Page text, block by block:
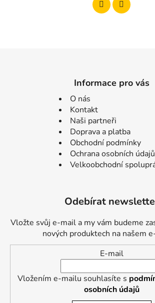
Informace pro vás
O nás
Kontakt
Naši partneři
Doprava a platba
Obchodní podmínky
Ochrana osobních údajů
Velkoobchodní
Odebírat
Vložte svůj e-mail a my vám budeme
nových produktech na našem
E-mail
Vložením e-mailu souhlasíte s
osobních údajů